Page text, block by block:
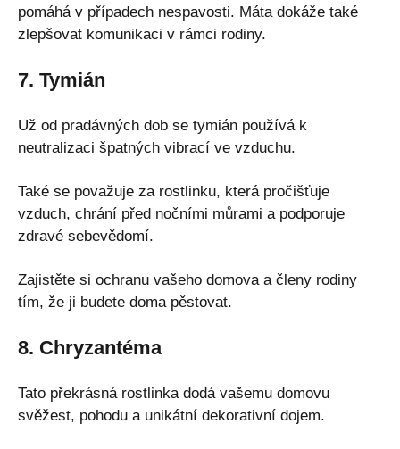
pomáhá v případech nespavosti. Máta dokáže také
zlepšovat komunikaci v rámci rodiny.
7. Tymián
Už od pradávných dob se tymián používá k
neutralizaci špatných vibrací ve vzduchu.
Také se považuje za rostlinku, která pročišťuje
vzduch, chrání před nočními můrami a podporuje
zdravé sebevědomí.
Zajistěte si ochranu vašeho domova a členy rodiny
tím, že ji budete doma pěstovat.
8. Chryzantéma
Tato překrásná rostlinka dodá vašemu domovu
svěžest, pohodu a unikátní dekorativní dojem.